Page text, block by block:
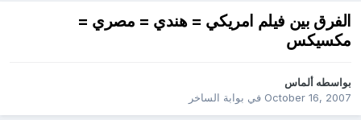
الفرق بين فيلم امريكي = هندي = مصري =
مكسيكس
بواسطه ألماس
October 16, 2007في بوابة الساخر